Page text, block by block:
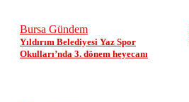
Bursa Gündem
Yıldırım Belediyesi Yaz Spor
Okulları’nda 3. dönem heyecanı